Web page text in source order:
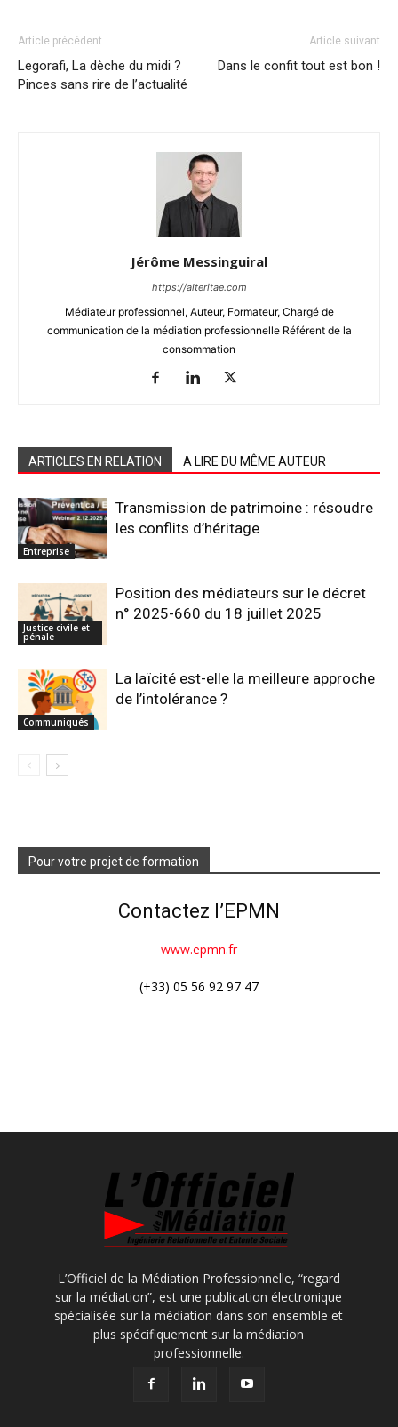
Article précédent
Legorafi, La dèche du midi ?
Pinces sans rire de l’actualité
Article suivant
Dans le confit tout est bon !
Jérôme Messinguiral
https://alteritae.com
Médiateur professionnel, Auteur, Formateur, Chargé de
communication de la médiation professionnelle Référent de la
consommation
ARTICLES EN RELATION A LIRE DU MÊME AUTEUR
Entreprise
Transmission de patrimoine : résoudre
les conflits d’héritage
Justice civile et
pénale
Position des médiateurs sur le décret
n° 2025-660 du 18 juillet 2025
Communiqués
La laïcité est-elle la meilleure approche
de l’intolérance ?
Pour votre projet de formation
Contactez l’EPMN
www.epmn.fr
(+33) 05 56 92 97 47
L’Officiel de la Médiation Professionnelle, “regard
sur la médiation”, est une publication électronique
spécialisée sur la médiation dans son ensemble et
plus spécifiquement sur la médiation
professionnelle.